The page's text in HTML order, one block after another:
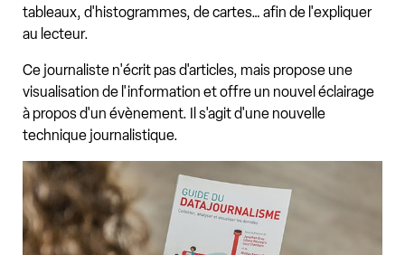
tableaux, d'histogrammes, de cartes… afin de l'expliquer
au lecteur.
Ce journaliste n'écrit pas d'articles, mais propose une
visualisation de l'information et offre un nouvel éclairage
à propos d'un évènement. Il s'agit d'une nouvelle
technique journalistique.